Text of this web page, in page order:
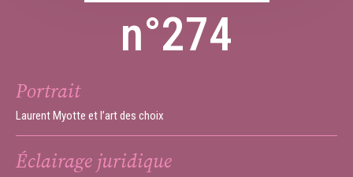
n°274
Portrait
Laurent Myotte et l’art des choix
Éclairage juridique